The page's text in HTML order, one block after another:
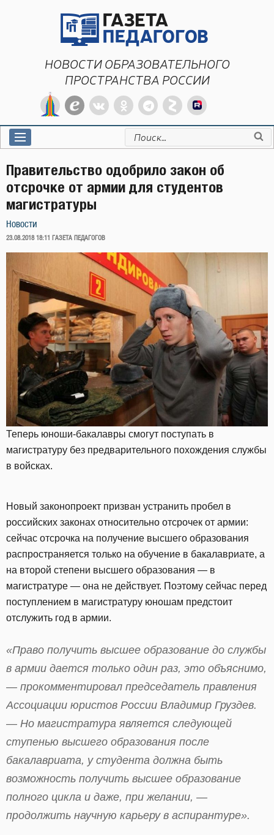
НОВОСТИ ОБРАЗОВАТЕЛЬНОГО
ПРОСТРАНСТВА РОССИИ
Искать:
Правительство одобрило закон об
отсрочке от армии для студентов
магистратуры
Новости
ОПУБЛИКОВАНО
23.08.2018 18:11 ГАЗЕТА ПЕДАГОГОВ
Теперь юноши-бакалавры смогут поступать в
магистратуру без предварительного похождения службы
в войсках.
Новый законопроект призван устранить пробел в
российских законах относительно отсрочек от армии:
сейчас отсрочка на получение высшего образования
распространяется только на обучение в бакалавриате, а
на второй степени высшего образования — в
магистратуре — она не действует. Поэтому сейчас перед
поступлением в магистратуру юношам предстоит
отслужить год в армии.
«Право получить высшее образование до службы
в армии дается только один раз, это объяснимо,
— прокомментировал председатель правления
Ассоциации юристов России Владимир Груздев.
— Но магистратура является следующей
ступенью высшего образования после
бакалавриата, у студента должна быть
возможность получить высшее образование
полного цикла и даже, при желании, —
продолжить научную карьеру в аспирантуре».